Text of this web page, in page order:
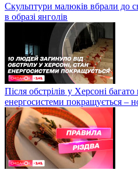
Скульптури малюків вбрали до
в образі янголів
Після обстрілів у Херсоні
енергосистеми покращується –